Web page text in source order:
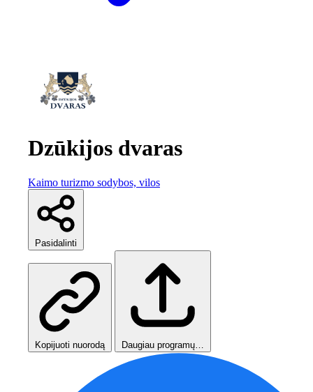
Dzūkijos dvaras
Kaimo turizmo sodybos, vilos
Pasidalinti
Kopijuoti nuorodą Daugiau programų…